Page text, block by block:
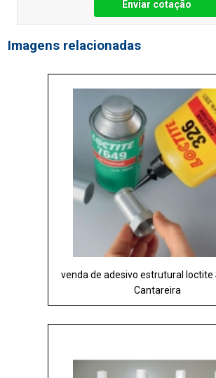
Enviar cotação
Imagens relacionadas
venda de adesivo estrutural loctite
Cantareira